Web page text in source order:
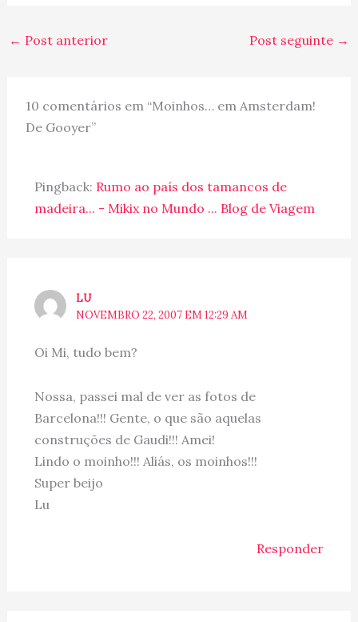
← Post anterior Post seguinte →
10 comentários em “Moinhos… em Amsterdam!
De Gooyer”
Pingback: Rumo ao país dos tamancos de
madeira... - Mikix no Mundo ... Blog de Viagem
LU
NOVEMBRO 22, 2007 EM 12:29 AM
Oi Mi, tudo bem?
Nossa, passei mal de ver as fotos de
Barcelona!!! Gente, o que são aquelas
construções de Gaudi!!! Amei!
Lindo o moinho!!! Aliás, os moinhos!!!
Super beijo
Lu
Responder